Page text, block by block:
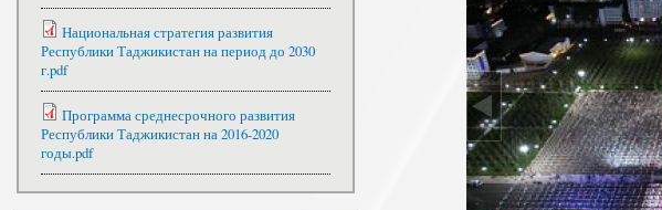
Национальная стратегия развития
Республики Таджикистан на период до 2030
г.pdf
Программа среднесрочного развития
Республики Таджикистан на 2016-2020
годы.pdf